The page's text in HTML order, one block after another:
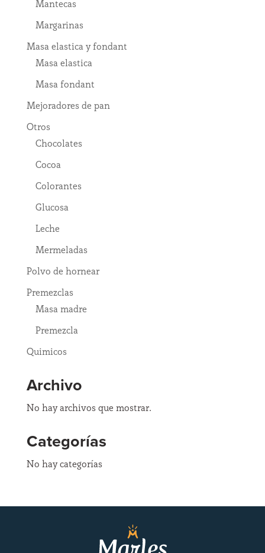
Mantecas
Margarinas
Masa elastica y fondant
Masa elastica
Masa fondant
Mejoradores de pan
Otros
Chocolates
Cocoa
Colorantes
Glucosa
Leche
Mermeladas
Polvo de hornear
Premezclas
Masa madre
Premezcla
Quimicos
Archivo
No hay archivos que mostrar.
Categorías
No hay categorías